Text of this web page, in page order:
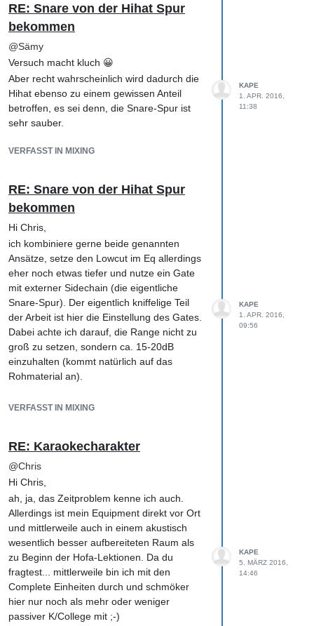
sich allein dadurch schon besser
durchsetzt... obwohl die Anhebung eigentlich
gar nicht nötig oder korrekt war. Das ist
allgemein eine Falle bei den meisten
Plugins, häufig wird der Pegel dadurch
angehoben und schon meint man, das
Richtige gemacht zu haben. Außerdem
funktioniert unser Gehör ja auch etwas
Anteilen z.B. im 200-300Hz-Bereich wirkt ein
scheinbar etwas an anderer Stelle
hinzufügen. Das ist dann im Mastering sehr
Summensignal bearbeitet und oft durch
einen kleinen Cut für das Ohr an anderer
Stelle scheinbar eine Anhebung bewirkt.
wieder Signale/Tracks, die wirklich mehr
Höhen/Glanz, Mittenanteil oder Bass
vertragen können und die man dann durch
EQs oder Sättigung etc. mit dem Nötigen
versorgen kann - wenn dafür an Stelle im
Frequenzspektrum und der Stelle im Song
denn noch Platz ist.
Wichtig ist zunächst 'Weitermachen' und die
ein kleines Readme zum Mix mit
Anmerkungen bzgl der Bearbeitung und
konkreten Fragen zu erstellen. Ich habe
eigentlich immer freundliche und hilfreiche
Rückmeldungen dazu bekommen.
Beste Grüße,
RE: Snare von der Hihat Spur
bekommen
@Sämy
Versuch macht kluch 😀
Aber recht wahrscheinlich wird dadurch die
Hihat ebenso zu einem gewissen Anteil
betroffen, es sei denn, die Snare-Spur ist
sehr sauber.
VERFASST IN MIXING
KAPE
1. APR. 2016,
11:38
RE: Snare von der Hihat Spur
bekommen
Hi Chris,
ich kombiniere gerne beide genannten
Ansätze, setze den Lowcut im Eq allerdings
eher noch etwas tiefer und nutze ein Gate
mit externer Sidechain (die eigentliche
Snare-Spur). Der eigentlich kniffelige Teil
der Arbeit ist hier die Einstellung des Gates.
Dabei achte ich darauf, die Range nicht zu
groß zu setzen, sondern ca. 15-20dB
einzuhalten (kommt natürlich auf das
Rohmaterial an).
'Snare' durch, was im Mix mit den anderen
Gesamtsound runder machen. Anfangs
habe ich versucht jede Einzelspur stark zu
gaten, was einzeln ganz ok klang, im Mix
jedoch super steril daher kam.
Viel Spaß beim Ausprobieren,
Klaus
VERFASST IN MIXING
KAPE
1. APR. 2016,
09:56
RE: Karaokecharakter
@Chris
Hi Chris,
ah, ja, das Zeitproblem kenne ich auch.
Allerdings ist mein Equipment direkt vor Ort
und mittlerweile auch in einem akustisch
wesentlich besser aufbereiteten Raum als
zu Beginn der Hofa-Lektionen. Da du
fragtest... mittlerweile bin ich mit den
Complete Einheiten durch und schmöker
hier nur noch als mehr oder weniger
passiver K/College mit ;-)
KAPE
5. MÄRZ 2016,
14:46